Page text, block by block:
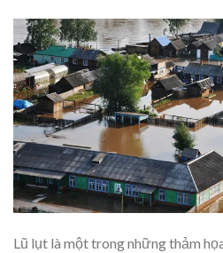
Lũ lụt là một trong những thảm